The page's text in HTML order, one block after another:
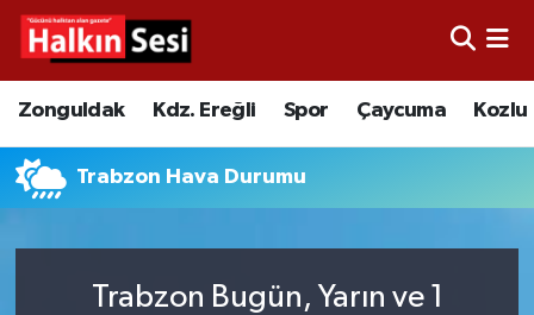
Zonguldak Kdz. Ereğli Spor Çaycuma Kozlu
Trabzon Hava Durumu
Trabzon Bugün, Yarın ve 1
Video
Yazarlar
Çaycuma
KDZ. Ereğli
Merkez Hava Durumu
Merkez Trafik Yoğunluk Haritası